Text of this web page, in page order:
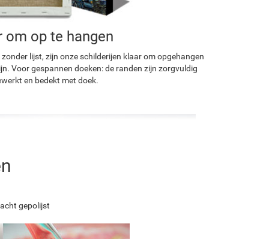
om op te hangen
lijst, zijn onze schilderijen klaar om opgehangen
Voor gespannen doeken: de randen zijn zorgvuldig
en bedekt met doek.
gepolijst